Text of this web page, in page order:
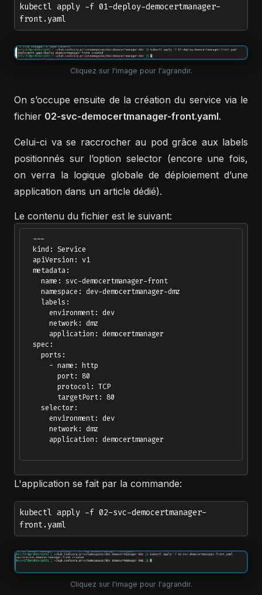
kubectl apply -f 01-deploy-democertmanager-
front.yaml
Cliquez sur l'image pour l'agrandir.
On s’occupe ensuite de la création du service via le
fichier 02-svc-democertmanager-front.yaml.
Celui-ci va se raccrocher au pod grâce aux labels
positionnés sur l’option selector (encore une fois,
on verra la logique globale de déploiement d’une
application dans un article dédié).
Le contenu du fichier est le suivant:
  ---
  kind: Service
  apiVersion: v1
  metadata:
    name: svc-democertmanager-front
    namespace: dev-democertmanager-dmz
    labels:
      environment: dev
      network: dmz
      application: democertmanager
  spec:
    ports:
      - name: http
        port: 80
        protocol: TCP
        targetPort: 80
    selector:
      environment: dev
      network: dmz
      application: democertmanager
L'application se fait par la commande:
kubectl apply -f 02-svc-democertmanager-
front.yaml
Cliquez sur l'image pour l'agrandir.